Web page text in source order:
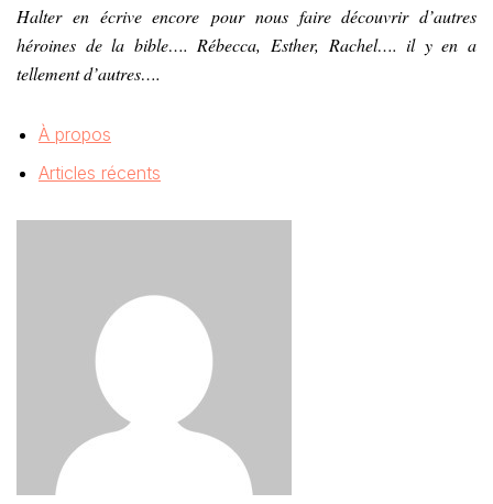
Halter en écrive encore pour nous faire découvrir d’autres
héroines de la bible…. Rébecca, Esther, Rachel…. il y en a
tellement d’autres….
À propos
Articles récents